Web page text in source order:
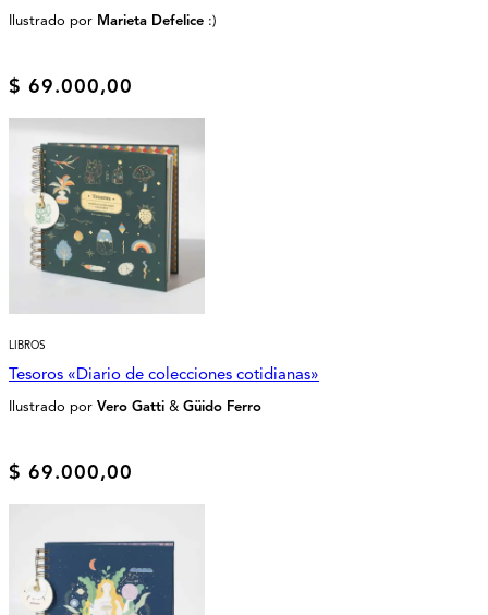
Ilustrado por Marieta Defelice :)
$ 69.000,00
LIBROS
Tesoros «Diario de colecciones cotidianas»
Ilustrado por Vero Gatti & Güido Ferro
$ 69.000,00